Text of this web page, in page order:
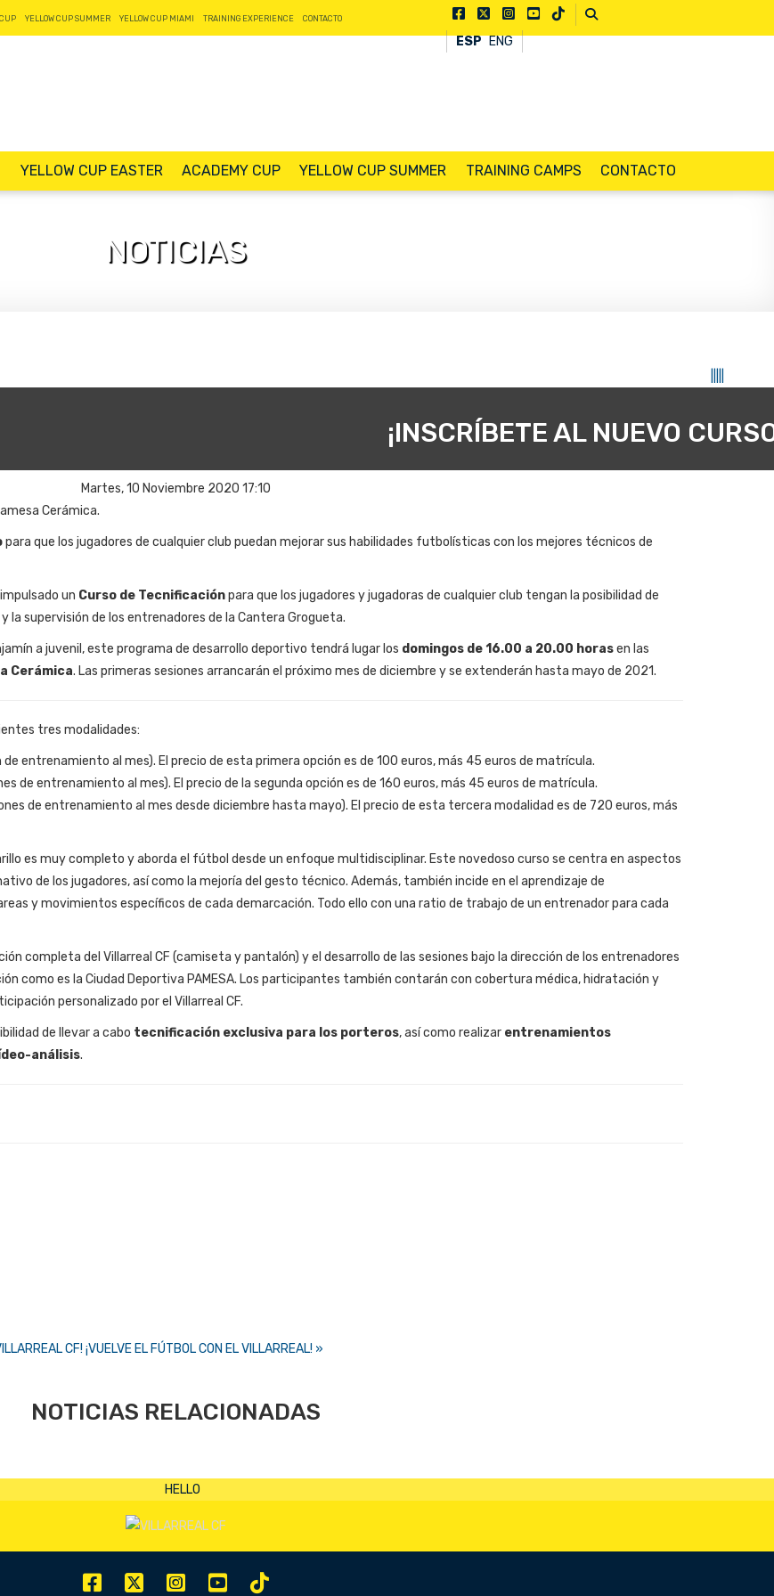
YELLOW CUP SUMMER YELLOW CUP MIAMI TRAINING EXPERIENCE CONTACTO
ESP ENG
YELLOW CUP EASTER ACADEMY CUP YELLOW CUP SUMMER TRAINING CAMPS CONTACTO
NOTICIAS
¡INSCRÍBETE AL NUEVO
Martes, 10 Noviembre 2020 17:10
Cerámica.
para que los jugadores de cualquier club puedan mejorar sus habilidades futbolísticas con los mejores técnicos de
un Curso de Tecnificaciónpara que los jugadores y jugadoras de cualquier club tengan la posibilidad de
supervisión de los entrenadores de la Cantera Grogueta.
a juvenil, este programa de desarrollo deportivo tendrá lugar los domingos de 16.00 a 20.00 horasen las
Cerámica. Las primeras sesiones arrancarán el próximo mes de diciembre y se extenderán hasta mayo de 2021.
tres modalidades:
entrenamiento al mes). El precio de esta primera opción es de 100 euros, más 45 euros de matrícula.
de entrenamiento al mes). El precio de la segunda opción es de 160 euros, más 45 euros de matrícula.
de entrenamiento al mes desde diciembre hasta mayo). El precio de esta tercera modalidad es de 720 euros, más
es muy completo y aborda el fútbol desde un enfoque multidisciplinar. Este novedoso curso se centra en aspectos
de los jugadores, así como la mejoría del gesto técnico. Además, también incide en el aprendizaje de
y movimientos específicos de cada demarcación. Todo ello con una ratio de trabajo de un entrenador para cada
completa del Villarreal CF (camiseta y pantalón) y el desarrollo de las sesiones bajo la dirección de los entrenadores
como es la Ciudad Deportiva PAMESA. Los participantes también contarán con cobertura médica, hidratación y
personalizado por el Villarreal CF.
de llevar a cabo tecnificación exclusiva para los porteros, así como realizar entrenamientos
análisis.
CF! ¡VUELVE EL FÚTBOL CON EL VILLARREAL! »
NOTICIAS RELACIONADAS